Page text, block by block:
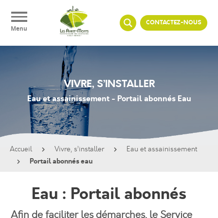
Menu
CONTACTEZ-NOUS
VIVRE, S’INSTALLER
Eau et assainissement - Portail abonnés Eau
Accueil Vivre, s’installer Eau et assainissement
Portail abonnés eau
Eau : Portail abonnés
Afin de faciliter les démarches, le Service
Panneau de gestion des cookies